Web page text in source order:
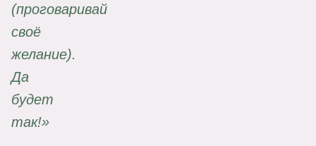
(проговаривай
своё
желание).
Да
будет
так!»